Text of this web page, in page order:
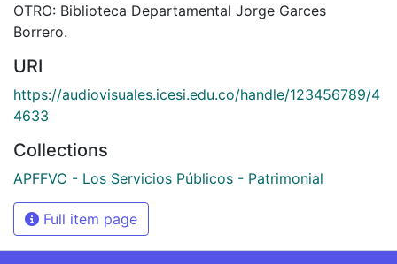
OTRO: Biblioteca Departamental Jorge Garces
Borrero.
URI
https://audiovisuales.icesi.edu.co/handle/123456789/4
4633
Collections
APFFVC - Los Servicios Públicos - Patrimonial
Full item page